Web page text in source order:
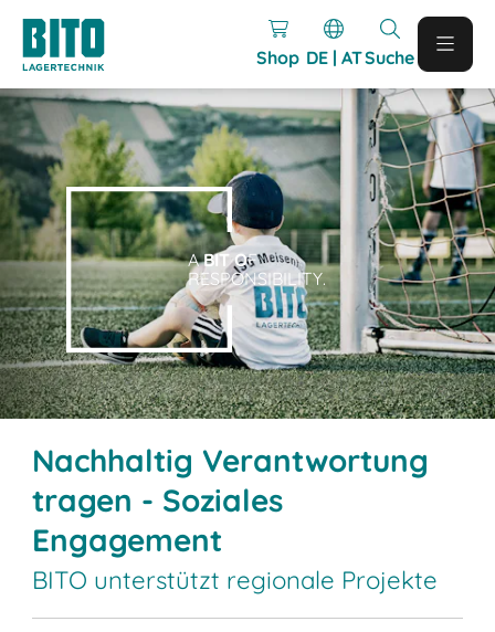
Shop DE | ATSuche
ABIT OF
RESPONSIBILITY.
Nachhaltig Verantwortung
tragen - Soziales
Engagement
BITO unterstützt regionale Projekte